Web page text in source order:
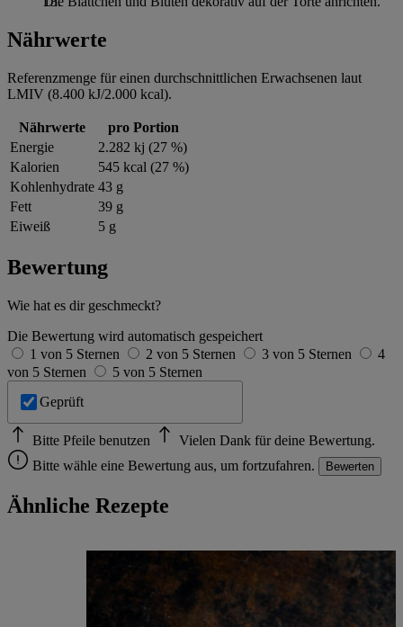
Nährwerte
Referenzmenge für einen durchschnittlichen Erwachsenen laut
LMIV (8.400 kJ/2.000 kcal).
Nährwerte
pro Portion
Energie
2.282 kj (27 %)
Kalorien
545 kcal (27 %)
Kohlenhydrate 43 g
Fett
39 g
Eiweiß
5 g
Bewertung
Wie hat es dir geschmeckt?
Die Bewertung wird automatisch gespeichert
1 von 5 Sternen
2 von 5 Sternen 3 von 5 Sternen
4
von 5 Sternen
5 von 5 Sternen
Geprüft
Bitte Pfeile benutzen
Vielen Dank für deine Bewertung.
Bitte wähle eine Bewertung aus, um fortzufahren.
Bewerten
Ähnliche Rezepte